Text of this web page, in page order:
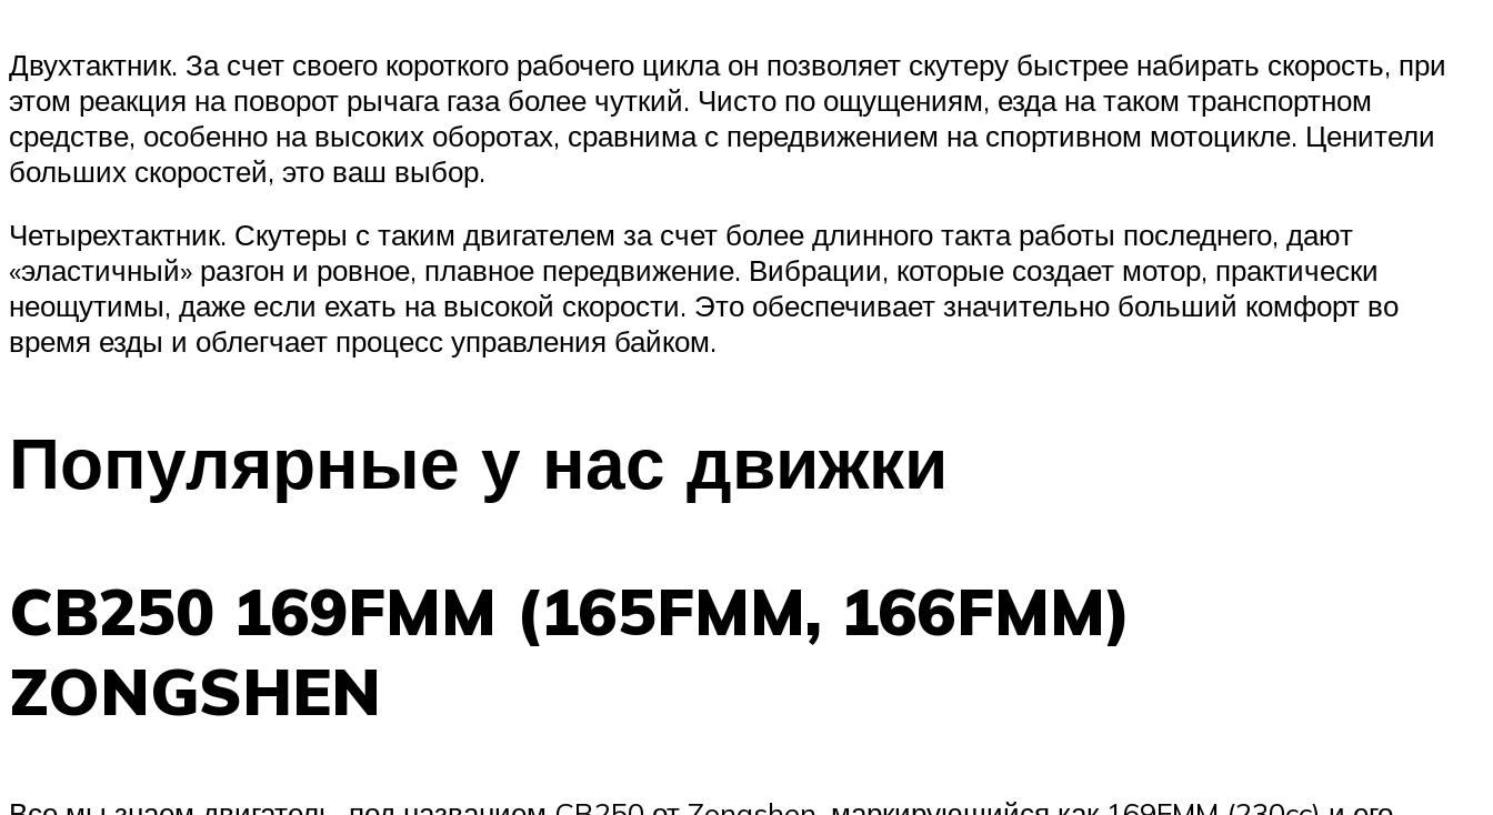
Двухтактник. За счет своего короткого рабочего цикла он позволяет скутеру быстрее набирать скорость, при
этом реакция на поворот рычага газа более чуткий. Чисто по ощущениям, езда на таком транспортном
средстве, особенно на высоких оборотах, сравнима с передвижением на спортивном мотоцикле. Ценители
больших скоростей, это ваш выбор.
Четырехтактник. Скутеры с таким двигателем за счет более длинного такта работы последнего, дают
«эластичный» разгон и ровное, плавное передвижение. Вибрации, которые создает мотор, практически
неощутимы, даже если ехать на высокой скорости. Это обеспечивает значительно больший комфорт во
время езды и облегчает процесс управления байком.
Популярные у нас движки
CB250 169FMM (165FMM, 166FMM)
ZONGSHEN